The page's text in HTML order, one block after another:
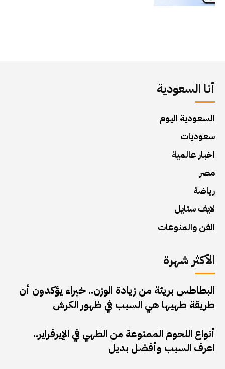
أنا السعودية
السعودية اليوم
سعوديات
اخبار عالمية
مصر
رياضة
لايف ستايل
الفن والمنوعات
الأكثر شهرة
البطاطس بريئة من زيادة الوزن.. خبراء يؤكدون أن
طريقة طهيها هي السبب في ظهور الكرش
أنواع اللحوم الممنوعة من الطهي في الإيرفراير..
اعرف السبب وأفضل بديل